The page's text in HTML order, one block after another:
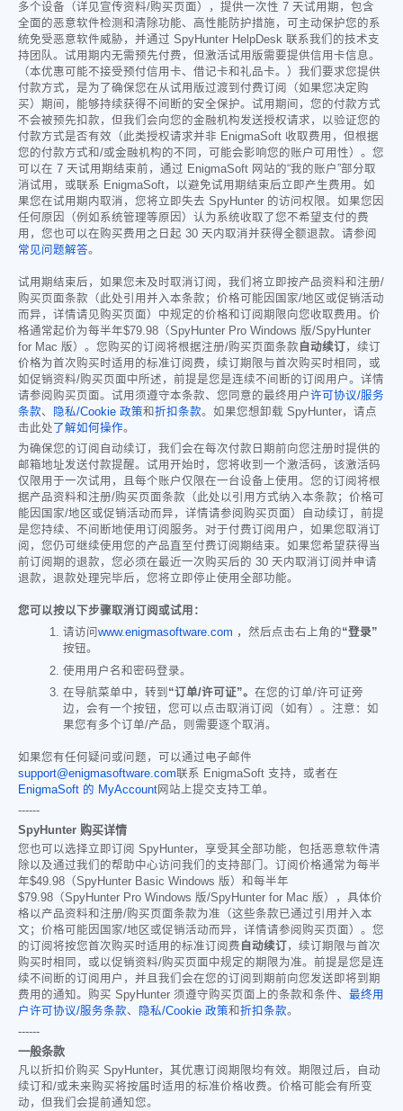
多个设备（详见宣传资料/购买页面），提供一次性 7 天试用期，包含
全面的恶意软件检测和清除功能、高性能防护措施，可主动保护您的系
统免受恶意软件威胁，并通过 SpyHunter HelpDesk 联系我们的技术支
持团队。试用期内无需预先付费，但激活试用版需要提供信用卡信息。
（本优惠可能不接受预付信用卡、借记卡和礼品卡。）我们要求您提供
付款方式，是为了确保您在从试用版过渡到付费订阅（如果您决定购
买）期间，能够持续获得不间断的安全保护。试用期间，您的付款方式
不会被预先扣款，但我们会向您的金融机构发送授权请求，以验证您的
付款方式是否有效（此类授权请求并非 EnigmaSoft 收取费用，但根据
您的付款方式和/或金融机构的不同，可能会影响您的账户可用性）。您
可以在 7 天试用期结束前，通过 EnigmaSoft 网站的“我的账户”部分取
消试用，或联系 EnigmaSoft，以避免试用期结束后立即产生费用。如
果您在试用期内取消，您将立即失去 SpyHunter 的访问权限。如果您因
任何原因（例如系统管理等原因）认为系统收取了您不希望支付的费
用，您也可以在购买费用之日起 30 天内取消并获得全额退款。请参阅
常见问题解答。
试用期结束后，如果您未及时取消订阅，我们将立即按产品资料和注册/
购买页面条款（此处引用并入本条款；价格可能因国家/地区或促销活动
而异，详情请见购买页面）中规定的价格和订阅期限向您收取费用。价
格通常起价为每半年$79.98 （SpyHunter Pro Windows 版/SpyHunter
for Mac 版）。您购买的订阅将根据注册/购买页面条款 自动续订 ，续订
价格为首次购买时适用的标准订阅费，续订期限与首次购买时相同，或
如促销资料/购买页面中所述，前提是您是连续不间断的订阅用户。详情
请参阅购买页面。试用须遵守本条款、您同意的最终用户许可协议/服务
条款、 隐私/Cookie 政策和折扣条款。如果您想卸载 SpyHunter，请点
击此处 了解如何操作。
为确保您的订阅自动续订，我们会在每次付款日期前向您注册时提供的
邮箱地址发送付款提醒。试用开始时，您将收到一个激活码，该激活码
仅限用于一次试用，且每个账户仅限在一台设备上使用。您的订阅将根
据产品资料和注册/购买页面条款（此处以引用方式纳入本条款；价格可
能因国家/地区或促销活动而异，详情请参阅购买页面）自动续订，前提
是您持续、不间断地使用订阅服务。对于付费订阅用户，如果您取消订
阅，您仍可继续使用您的产品直至付费订阅期结束。如果您希望获得当
前订阅期的退款，您必须在最近一次购买后的 30 天内取消订阅并申请
退款，退款处理完毕后，您将立即停止使用全部功能。
您可以按以下步骤取消订阅或试用：
请访问 www.enigmasoftware.com ，然后点击右上角的“登录”
按钮。
使用用户名和密码登录。
在导航菜单中，转到 “订单/许可证”。 在您的订单/许可证旁
边，会有一个按钮，您可以点击取消订阅（如有）。注意：如
果您有多个订单/产品，则需要逐个取消。
如果您有任何疑问或问题，可以通过电子邮件
support@enigmasoftware.com联系 EnigmaSoft 支持，或者在
EnigmaSoft 的 MyAccount网站上提交支持工单。
------
SpyHunter 购买详情
您也可以选择立即订阅 SpyHunter，享受其全部功能，包括恶意软件清
除以及通过我们的帮助中心访问我们的支持部门。订阅价格通常为每半
年$49.98 （SpyHunter Basic Windows 版）和每半年
$79.98 （SpyHunter Pro Windows 版/SpyHunter for Mac 版），具体价
格以产品资料和注册/购买页面条款为准（这些条款已通过引用并入本
文；价格可能因国家/地区或促销活动而异，详情请参阅购买页面）。您
的订阅将按您首次购买时适用的标准订阅费 自动续订，续订期限与首次
购买时相同，或以促销资料/购买页面中规定的期限为准。前提是您是连
续不间断的订阅用户，并且我们会在您的订阅到期前向您发送即将到期
费用的通知。购买 SpyHunter 须遵守购买页面上的条款和条件、 最终用
户许可协议/服务条款、 隐私/Cookie 政策和折扣条款。
------
一般条款
凡以折扣价购买 SpyHunter，其优惠订阅期限均有效。期限过后，自动
续订和/或未来购买将按届时适用的标准价格收费。价格可能会有所变
动，但我们会提前通知您。